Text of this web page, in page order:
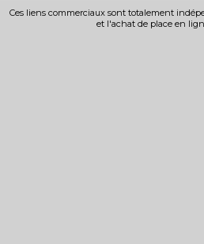
Ces liens commerciaux sont totalement
et l'achat de place en